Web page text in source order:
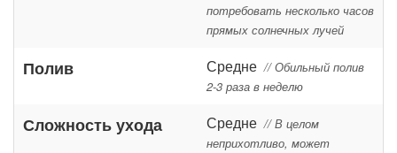
потребовать несколько часов
прямых солнечных лучей
Полив Средне // Обильный полив
2-3 раза в неделю
Сложность ухода Средне // В целом
неприхотливо, может